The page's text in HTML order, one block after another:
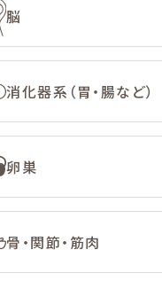
脳
消化器系（胃・腸など）
卵巣
骨・関節・筋肉